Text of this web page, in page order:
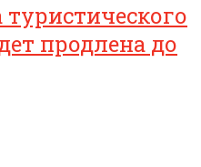
продлена до